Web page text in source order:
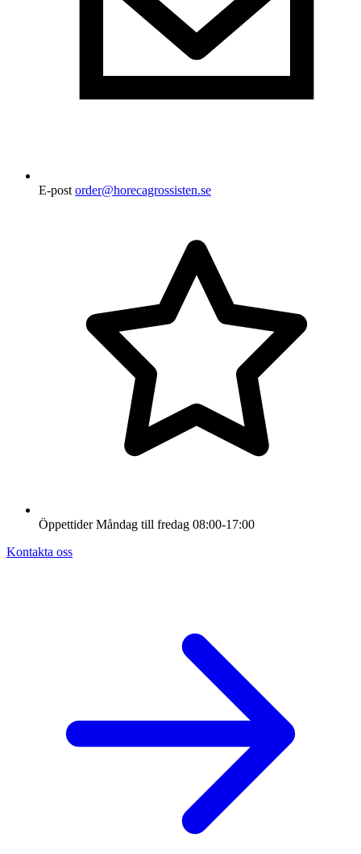
E-post order@horecagrossisten.se
Öppettider Måndag till fredag 08:00-17:00
Kontakta oss